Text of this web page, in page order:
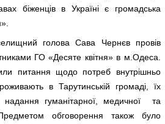
біженців в Україні є громадська
голова Сава Чернєв провів
ГО «Десяте квітня» в м.Одеса.
питання щодо потреб внутрішньо
в Тарутинській громаді, їх
надання гуманітарної, медичної та
обговорення також було